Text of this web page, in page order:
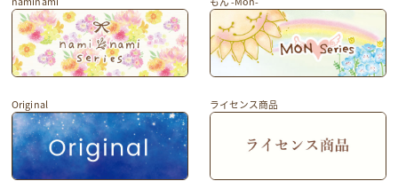
Original ライセンス商品